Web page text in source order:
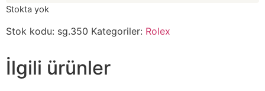
Stokta yok
Stok kodu: sg.350 Kategoriler: Rolex
İlgili ürünler